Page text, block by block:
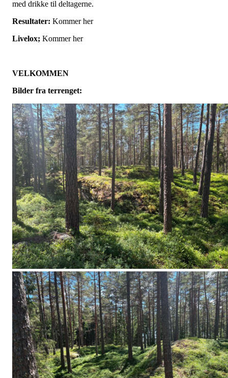
med drikke til deltagerne.
Resultater: Kommer her
Livelox; Kommer her
VELKOMMEN
Bilder fra terrenget: